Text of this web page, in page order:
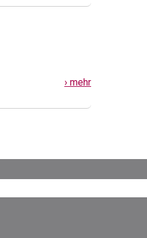
› mehr